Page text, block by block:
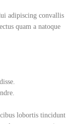
adipiscing
quam a natoque
lobortis